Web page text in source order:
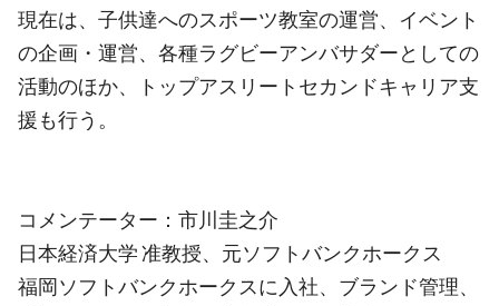
現在は、子供達へのスポーツ教室の運営、イベント
の企画・運営、各種ラグビーアンバサダーとしての
活動のほか、トップアスリートセカンドキャリア支
援も行う。
コメンテーター：市川圭之介
日本経済大学 准教授、元ソフトバンクホークス
福岡ソフトバンクホークスに入社、ブランド管理、